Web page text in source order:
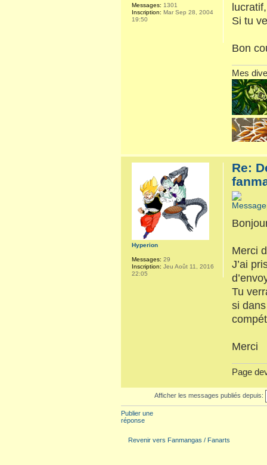
Si tu
Bon
Mes
Messages: 1301
Inscription: Mar Sep 28, 2004
19:50
Re:
Merci
J’ai
Tu
si
Merci
Page
Hyperion
Messages: 29
Inscription: Jeu Août 11, 2016
22:05
Afficher les messages publiés depuis:
Publier une
réponse
Revenir vers Fanmangas / Fanarts